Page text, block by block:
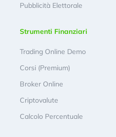
Pubblicità Elettorale
Strumenti Finanziari
Trading Online Demo
Corsi (Premium)
Broker Online
Criptovalute
Calcolo Percentuale